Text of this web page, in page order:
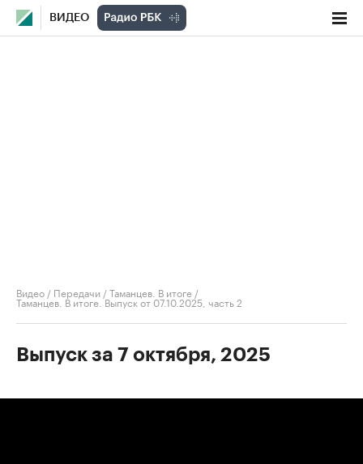
ВИДЕО
Видео / Передачи /Таманцев. В итоге /
Таманцев. В итоге. Выпуск от 07.10.2025, часть 2
Выпуск за 7 октября, 2025